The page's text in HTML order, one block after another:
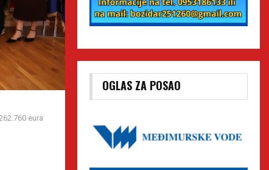
eura
OGLAS ZA POSAO